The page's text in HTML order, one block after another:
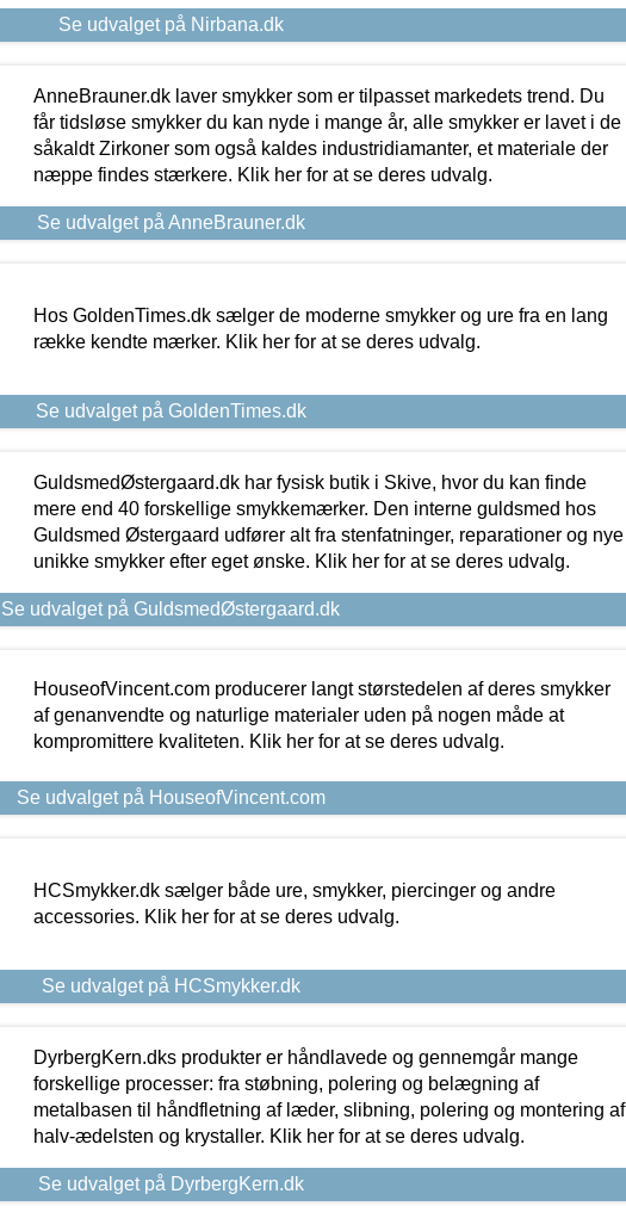
Se udvalget på Nirbana.dk
AnneBrauner.dk laver smykker som er tilpasset markedets trend. Du
får tidsløse smykker du kan nyde i mange år, alle smykker er lavet i de
såkaldt Zirkoner som også kaldes industridiamanter, et materiale der
næppe findes stærkere. Klik her for at se deres udvalg.
Se udvalget på AnneBrauner.dk
Hos GoldenTimes.dk sælger de moderne smykker og ure fra en lang
række kendte mærker. Klik her for at se deres udvalg.
Se udvalget på GoldenTimes.dk
GuldsmedØstergaard.dk har fysisk butik i Skive, hvor du kan finde
mere end 40 forskellige smykkemærker. Den interne guldsmed hos
Guldsmed Østergaard udfører alt fra stenfatninger, reparationer og nye
unikke smykker efter eget ønske. Klik her for at se deres udvalg.
Se udvalget på GuldsmedØstergaard.dk
HouseofVincent.com producerer langt størstedelen af deres smykker
af genanvendte og naturlige materialer uden på nogen måde at
kompromittere kvaliteten. Klik her for at se deres udvalg.
Se udvalget på HouseofVincent.com
HCSmykker.dk sælger både ure, smykker, piercinger og andre
accessories. Klik her for at se deres udvalg.
Se udvalget på HCSmykker.dk
DyrbergKern.dks produkter er håndlavede og gennemgår mange
forskellige processer: fra støbning, polering og belægning af
metalbasen til håndfletning af læder, slibning, polering og montering af
halv-ædelsten og krystaller. Klik her for at se deres udvalg.
Se udvalget på DyrbergKern.dk